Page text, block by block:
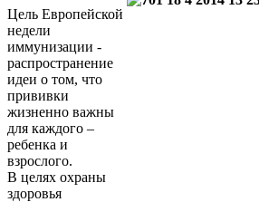
Цель Европейской
недели
иммунизации -
распространение
идеи о том, что
прививки
жизненно важны
для каждого –
ребенка и
взрослого.
В целях охраны
здоровья